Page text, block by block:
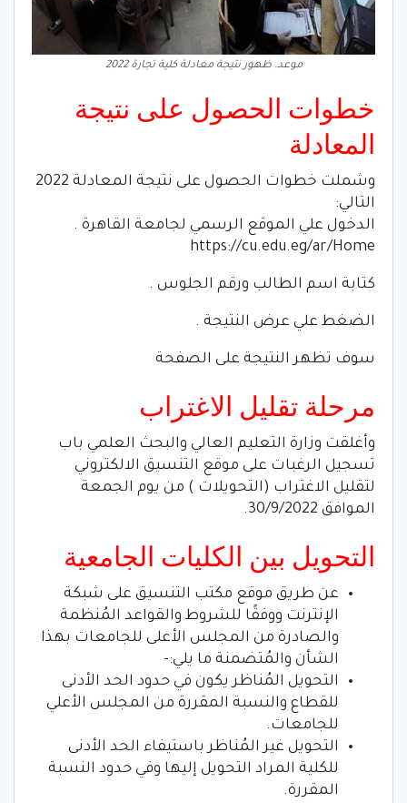
موعد. ظهور نتيجة معادلة كلية تجارة 2022
خطوات الحصول على نتيجة
المعادلة
وشملت خطوات الحصول على نتيجة المعادلة 2022
التالي:
الدخول علي الموقع الرسمي لجامعة القاهرة .
https://cu.edu.eg/ar/Home
كتابة اسم الطالب ورقم الجلوس .
الضغط علي عرض النتيجة .
سوف تظهر النتيجة على الصفحة
مرحلة تقليل الاغتراب
وأغلقت وزارة التعليم العالي والبحث العلمي باب
تسجيل الرغبات على موقع التنسيق الالكتروني
لتقليل الاغتراب (التحويلات ) من يوم الجمعة
الموافق 30/9/2022.
التحويل بين الكليات الجامعية
عن طريق موقع مكتب التنسيق على شبكة
الإنترنت ووفقًا للشروط والقواعد المُنظمة
والصادرة من المجلس الأعلى للجامعات بهذا
الشأن والمُتضمنة ما يلي:-
التحويل المُناظر يكون في حدود الحد الأدنى
للقطاع والنسبة المقررة من المجلس الأعلي
للجامعات.
التحويل غير المُناظر باستيفاء الحد الأدنى
للكلية المراد التحويل إليها وفي حدود النسبة
المقررة.